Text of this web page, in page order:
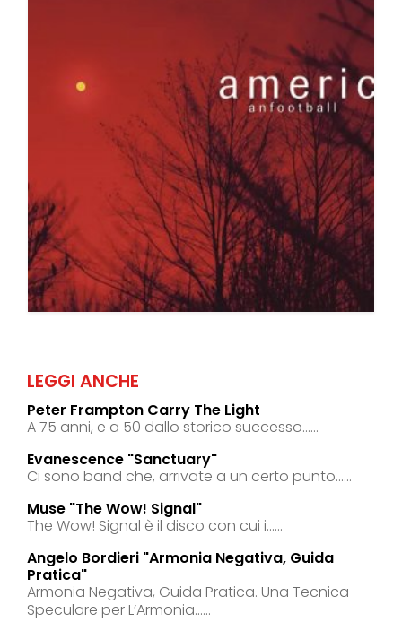
LEGGI ANCHE
Peter Frampton Carry The Light
A 75 anni, e a 50 dallo storico successo......
Evanescence "sanctuary"
Ci sono band che, arrivate a un certo punto......
Muse "the Wow! Signal"
The Wow! Signal è il disco con cui i......
Angelo Bordieri "armonia Negativa, Guida
Pratica"
Armonia Negativa, Guida Pratica. Una Tecnica
Speculare per L’Armonia......